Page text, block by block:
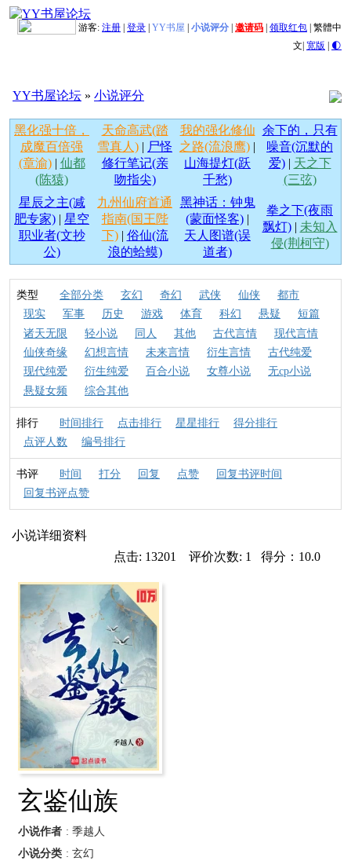
游客: 注册 登录 YY书屋 小说评分 邀请码 领取红包 繁體中
文| 宽版 | 🌓
YY书屋论坛 » 小说评分
黑化强十倍，
成魔百倍强
(章渝)| 仙都
(陈猿)
天命高武(踏
雪真人) | 尸怪
修行笔记(亲
吻指尖)
我的强化修仙
之路(流浪鹰) |
山海提灯(跃
千愁)
余下的，只有
噪音(沉默的
爱)| 天之下
(三弦)
星辰之主(减
肥专家) | 星空
职业者(文抄
公)
九州仙府首通
指南(国王陛
下)| 俗仙(流
浪的蛤蟆)
黑神话：钟鬼
(蒙面怪客) |
天人图谱(误
道者)
拳之下(夜雨
飘灯)| 未知入
侵(荆柯守)
类型 全部分类 玄幻 奇幻 武侠 仙侠
都市
现实
军事 历史 游戏 体育 科幻 悬疑
短篇
诸天无限
轻小说 同人 其他 古代言情
现代言情
仙侠奇缘
幻想言情 未来言情 衍生言情
古代纯爱
现代纯爱
衍生纯爱 百合小说 女尊小说
无cp小说
悬疑女频
综合其他
排行 时间排行 点击排行 星星排行
得分排行
点评人数
编号排行
书评 时间 打分 回复 点赞
回复书评时间
回复书评点赞
小说详细资料
点击: 13201 评价次数: 1 得分：10.0
玄鉴仙族
小说作者 : 季越人
小说分类 : 玄幻